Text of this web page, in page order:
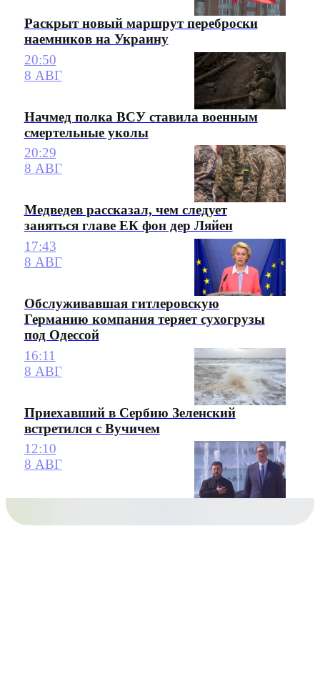
Раскрыт новый маршрут переброски
наемников на Украину
20:50
8 АВГ
Начмед полка ВСУ ставила военным
смертельные уколы
20:29
8 АВГ
Медведев рассказал, чем следует
заняться главе ЕК фон дер Ляйен
17:43
8 АВГ
Обслуживавшая гитлеровскую
Германию компания теряет сухогрузы
под Одессой
16:11
8 АВГ
Приехавший в Сербию Зеленский
встретился с Вучичем
12:10
8 АВГ